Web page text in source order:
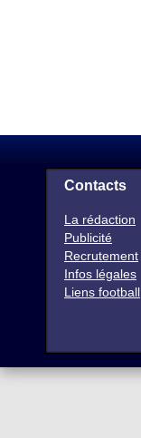
Contacts
La rédaction
Publicité
Recrutement
Infos légales
Liens football